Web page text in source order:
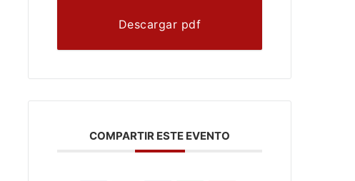
Descargar pdf
COMPARTIR ESTE EVENTO